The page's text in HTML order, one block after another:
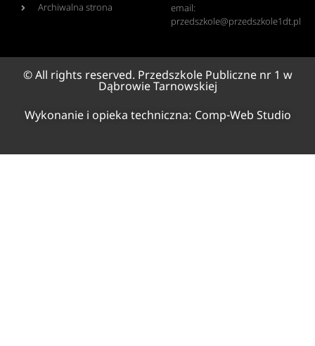
Archiwalna strona
email:
przedszkole@przedszkole1dt.pl
© All rights reserved. Przedszkole Publiczne nr 1 w
Dąbrowie Tarnowskiej
Wykonanie i opieka techniczna: Comp-Web Studio